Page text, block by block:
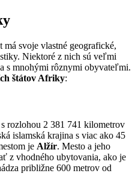
má svoje vlastné geografické,
Niektoré z nich sú veľmi
s mnohými rôznymi obyvateľmi.
štátov Afriky:
rozlohou 2 381 741 kilometrov
islamská krajina s viac ako 45
je Alžír. Mesto a jeho
z vhodného ubytovania, ako je
približne 600 metrov od